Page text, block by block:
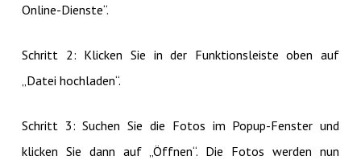
Online-Dienste“.
Schritt 2: Klicken Sie in der Funktionsleiste oben auf
„Datei hochladen“.
Schritt 3: Suchen Sie die Fotos im Popup-Fenster und
klicken Sie dann auf „Öffnen“. Die Fotos werden nun